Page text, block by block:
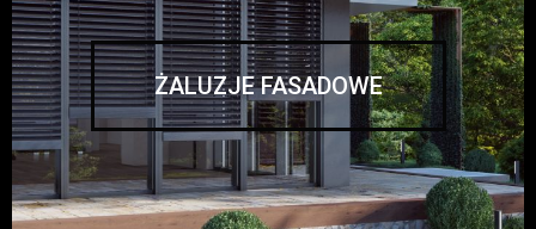
ŻALUZJE FASADOWE